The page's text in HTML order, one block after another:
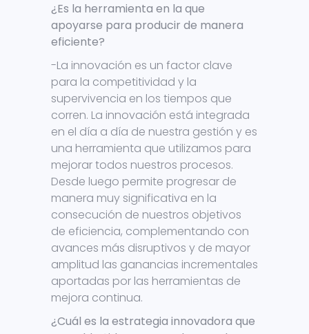
¿Es la herramienta en la que
apoyarse para producir de manera
eficiente?
-La innovación es un factor clave
para la competitividad y la
supervivencia en los tiempos que
corren. La innovación está integrada
en el día a día de nuestra gestión y es
una herramienta que utilizamos para
mejorar todos nuestros procesos.
Desde luego permite progresar de
manera muy significativa en la
consecución de nuestros objetivos
de eficiencia, complementando con
avances más disruptivos y de mayor
amplitud las ganancias incrementales
aportadas por las herramientas de
mejora continua.
¿Cuál es la estrategia innovadora que